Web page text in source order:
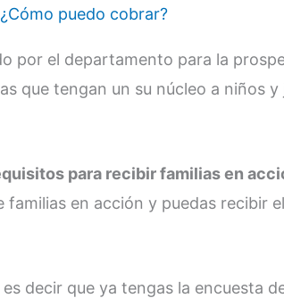
puedo cobrar?
por el departamento para la
que tengan un su núcleo a niños y
para recibir familias en
en acción y puedas recibir
decir que ya tengas la encuesta